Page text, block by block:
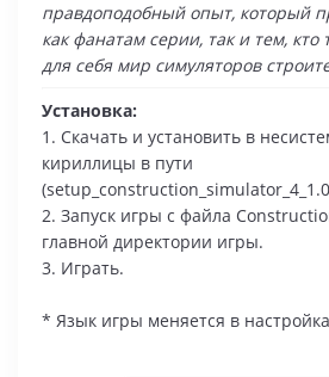
правдоподобный опыт, который
как фанатам серии, так и тем, кто
для себя мир симуляторов
Установка:
1. Скачать и установить в
кириллицы в пути
2. Запуск игры с файла
главной директории игры.
3. Играть.
* Язык игры меняется в